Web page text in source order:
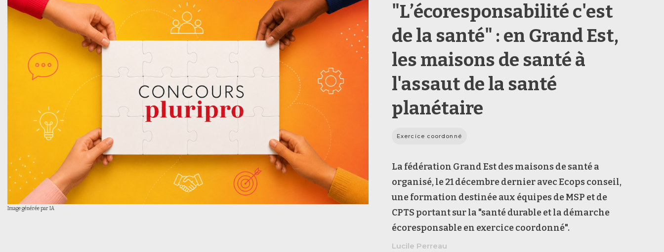
Image générée par IA
"L’écoresponsabilité c'est
de la santé" : en Grand Est,
les maisons de santé à
l'assaut de la santé
planétaire
Exercice coordonné
La fédération Grand Est des maisons de santé a
organisé, le 21 décembre dernier avec Ecops conseil,
une formation destinée aux équipes de MSP et de
CPTS portant sur la "santé durable et la démarche
écoresponsable en exercice coordonné".
Lucile Perreau